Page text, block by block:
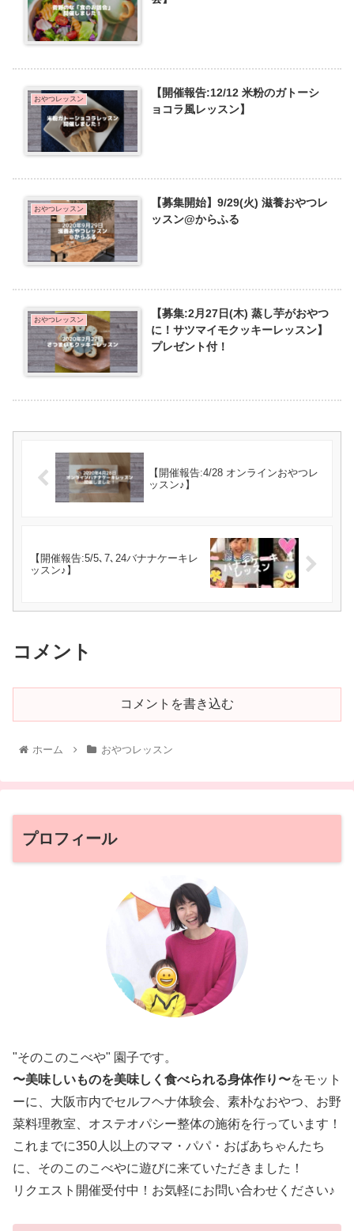
おやつレッスン
【開催報告:12/12 米粉のガトーシ
ョコラ風レッスン】
おやつレッスン
【募集開始】9/29(火) 滋養おやつレ
ッスン@からふる
おやつレッスン
【募集:2月27日(木) 蒸し芋がおやつ
に！サツマイモクッキーレッスン】
プレゼント付！
【開催報告:4/28 オンラインおやつレ
ッスン♪】
【開催報告:5/5､7､24バナナケーキレ
ッスン♪】
コメント
コメントを書き込む
ホーム おやつレッスン
プロフィール
"そのこのこべや" 園子です。
〜美味しいものを美味しく食べられる身体作り〜をモット
ーに、大阪市内でセルフヘナ体験会、素朴なおやつ、お野
菜料理教室、オステオパシー整体の施術を行っています！
これまでに350人以上のママ・パパ・おばあちゃんたち
に、そのこのこべやに遊びに来ていただきました！
リクエスト開催受付中！お気軽にお問い合わせください♪